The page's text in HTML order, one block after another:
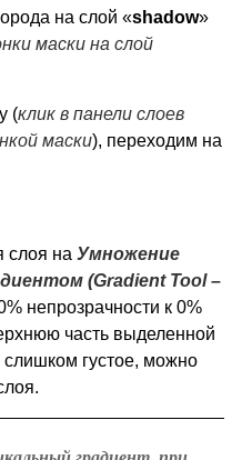
на слой «shadow»
маски на слой
(клик в панели слоев
маски), переходим на
слоя на Умножение
(Gradient Tool –
непрозрачности к 0%
часть выделенной
густое, можно